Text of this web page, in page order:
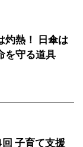
灼熱！ 日傘は
を守る道具
回 子育て支援